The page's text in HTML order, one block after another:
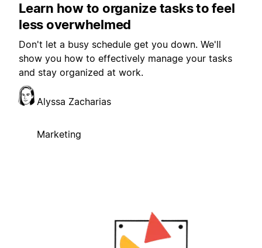
Learn how to organize tasks to feel
less overwhelmed
Don't let a busy schedule get you down. We'll
show you how to effectively manage your tasks
and stay organized at work.
Alyssa Zacharias
Marketing